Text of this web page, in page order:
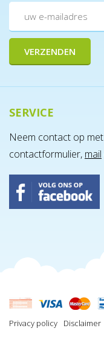
SERVICE
Neem contact op
contactformulier, mail
Privacy policy Disclaimer